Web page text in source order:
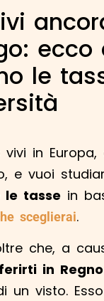
ecco
le
in Europa,
e vuoi
tasse in
sceglierai.
che, a
in
un visto.